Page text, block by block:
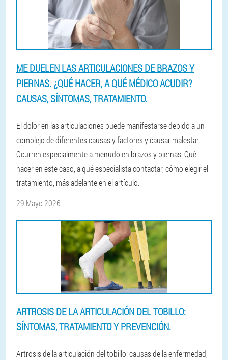
ME DUELEN LAS ARTICULACIONES DE BRAZOS Y
PIERNAS. ¿QUÉ HACER, A QUÉ MÉDICO ACUDIR?
CAUSAS, SÍNTOMAS, TRATAMIENTO.
El dolor en las articulaciones puede manifestarse debido a un
complejo de diferentes causas y factores y causar malestar.
Ocurren especialmente a menudo en brazos y piernas. Qué
hacer en este caso, a qué especialista contactar, cómo elegir el
tratamiento, más adelante en el artículo.
29 Mayo 2026
ARTROSIS DE LA ARTICULACIÓN DEL TOBILLO:
SÍNTOMAS, TRATAMIENTO Y PREVENCIÓN.
Artrosis de la articulación del tobillo: causas de la enfermedad,